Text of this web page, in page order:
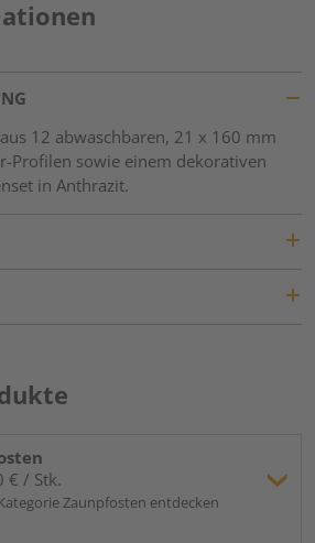
12 abwaschbaren, 21 x 160 mm
Profilen sowie einem dekorativen
in Anthrazit.
€ / Stk.
Zaunpfosten entdecken